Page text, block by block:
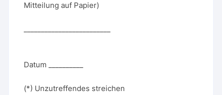
Mitteilung auf Papier)
Datum __________
(*) Unzutreffendes streichen